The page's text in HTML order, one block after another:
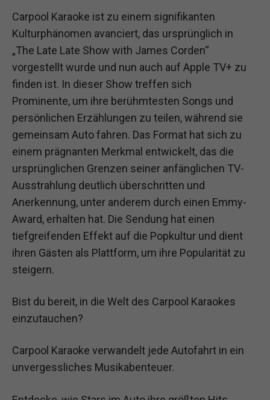
Carpool Karaoke ist zu einem signifikanten
Kulturphänomen avanciert, das ursprünglich in
„The Late Late Show with James Corden“
vorgestellt wurde und nun auch auf Apple TV+ zu
finden ist. In dieser Show treffen sich
Prominente, um ihre berühmtesten Songs und
persönlichen Erzählungen zu teilen, während sie
gemeinsam Auto fahren. Das Format hat sich zu
einem prägnanten Merkmal entwickelt, das die
ursprünglichen Grenzen seiner anfänglichen TV-
Ausstrahlung deutlich überschritten und
Anerkennung, unter anderem durch einen Emmy-
Award, erhalten hat. Die Sendung hat einen
tiefgreifenden Effekt auf die Popkultur und dient
ihren Gästen als Plattform, um ihre Popularität zu
steigern.
Bist du bereit, in die Welt des Carpool Karaokes
einzutauchen?
Carpool Karaoke verwandelt jede Autofahrt in ein
unvergessliches Musikabenteuer.